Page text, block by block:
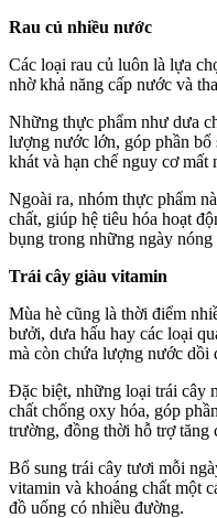
Rau củ nhiều nước
Các loại rau củ luôn là lựa
nhờ khả năng cấp nước và
Những thực phẩm như dưa
lượng nước lớn, góp phần bổ
khát và hạn chế nguy cơ
Ngoài ra, nhóm thực phẩm
chất, giúp hệ tiêu hóa hoạt
bụng trong những ngày nóng
Trái cây giàu vitamin
Mùa hè cũng là thời điểm
bưởi, dưa hấu hay các loại
mà còn chứa lượng nước dồi
Đặc biệt, những loại trái cây
chất chống oxy hóa, góp
trường, đồng thời hỗ trợ tăng
Bổ sung trái cây tươi mỗi
vitamin và khoáng chất một
đồ uống có nhiều đường.